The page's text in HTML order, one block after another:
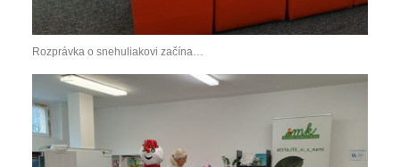
Rozprávka o snehuliakovi začína…